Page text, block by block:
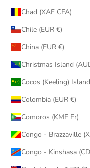
Chad (XAF CFA)
Chile (EUR €)
China (EUR €)
Colombia (EUR €)
Comoros (KMF Fr)